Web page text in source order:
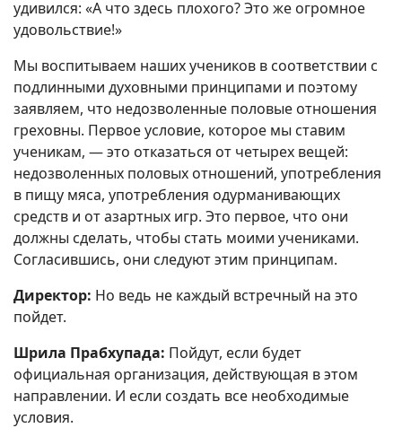
удивился: «А что здесь плохого? Это же огромное
удовольствие!»
Мы воспитываем наших учеников в соответствии с
подлинными духовными принципами и поэтому
заявляем, что недозволенные половые отношения
греховны. Первое условие, которое мы ставим
ученикам, — это отказаться от четырех вещей:
недозволенных половых отношений, употребления
в пищу мяса, употребления одурманивающих
средств и от азартных игр. Это первое, что они
должны сделать, чтобы стать моими учениками.
Согласившись, они следуют этим принципам.
Директор: Но ведь не каждый встречный на это
пойдет.
Шрила Прабхупада: Пойдут, если будет
официальная организация, действующая в этом
направлении. И если создать все необходимые
условия.